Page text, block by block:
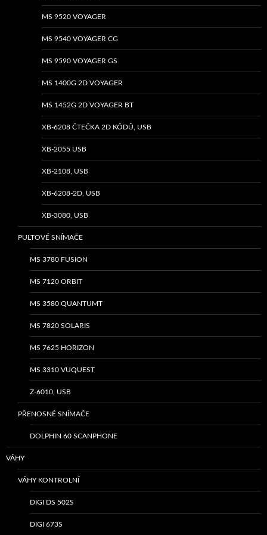
MS 9520 VOYAGER
MS 9540 VOYAGER CG
MS 9590 VOYAGER GS
MS 1400G 2D VOYAGER
MS 1452G 2D VOYAGER BT
XB-6208 ČTEČKA 2D KÓDŮ, USB
XB-2055 USB
XB-2108, USB
XB-6208-2D, USB
XB-3080, USB
PULTOVÉ SNÍMAČE
MS 3780 FUSION
MS 7120 ORBIT
MS 3580 QUANTUMT
MS 7820 SOLARIS
MS 7625 HORIZON
MS 3310 VUQUEST
Z-6010, USB
PŘENOSNÉ SNÍMAČE
DOLPHIN 60 SCANPHONE
VÁHY
VÁHY KONTROLNÍ
DIGI DS 502S
DIGI 673S